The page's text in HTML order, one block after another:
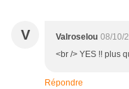
V Valroselou 08/10/
<br /> YES !! plus
Répondre